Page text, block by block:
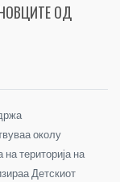
ОД
околу
територија на
Детскиот